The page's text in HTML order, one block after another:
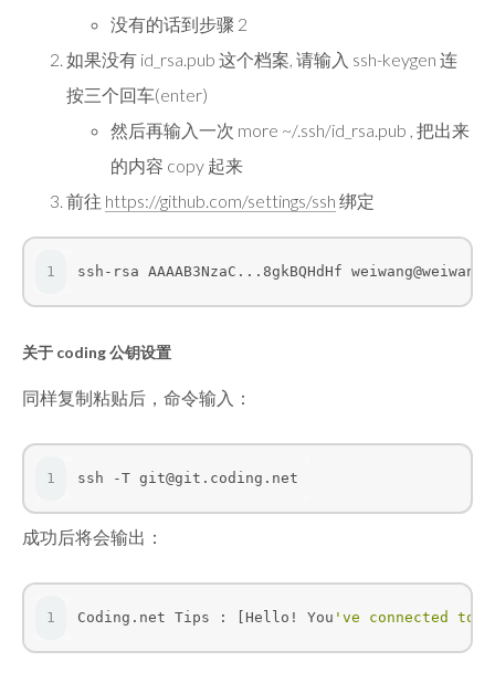
没有的话到步骤 2
如果没有 id_rsa.pub 这个档案, 请输入 ssh-keygen 连
按三个回车(enter)
然后再输入一次 more ~/.ssh/id_rsa.pub , 把出来
的内容 copy 起来
前往 https://github.com/settings/ssh 绑定
1 ssh-rsa AAAAB3NzaC...8gkBQHdHf
关于 coding 公钥设置
同样复制粘贴后，命令输入：
1 ssh -T git@git.coding.net
成功后将会输出：
1 Coding.net Tips : [Hello! You 've connected to